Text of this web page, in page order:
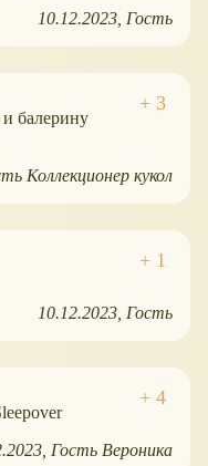
10.12.2023 Гость
балерину
Коллекционер кукол
10.12.2023 Гость
Гость Вероника